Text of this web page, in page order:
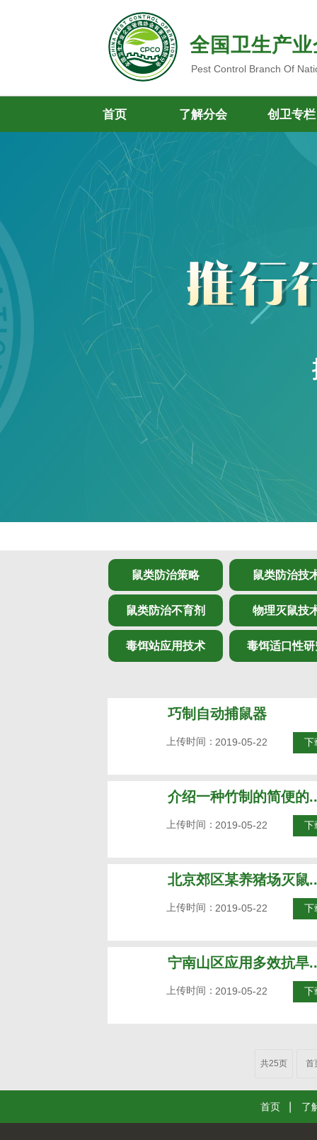
全国卫生产
Pest Control Branch Of
首页 了解分会 创卫专栏
鼠类防治策略 鼠类防治技
鼠类防治不育剂 物理灭鼠技
毒饵站应用技术 毒饵适口性研
巧制自动捕鼠器
2019-05-22
上传时间： 下
介绍一种竹制的简便的
2019-05-22
上传时间： 下
北京郊区某养猪场灭鼠
2019-05-22
上传时间： 下
宁南山区应用多效抗旱
2019-05-22
上传时间： 下
共25页 首
首页 了